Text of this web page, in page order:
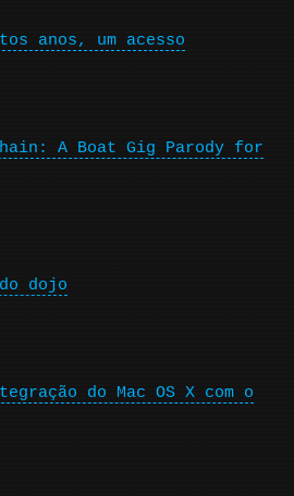
anos, um acesso
A Boat Gig Parody for
dojo
do Mac OS X com o